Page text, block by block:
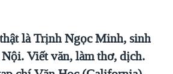
là Trịnh Ngọc Minh, sinh
Viết văn, làm thơ, dịch.